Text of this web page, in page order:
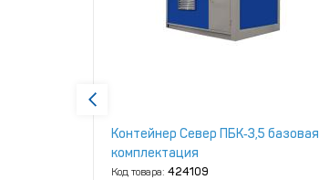
Контейнер Север ПБК‑3,5 базовая
комплектация
Код товара: 424109